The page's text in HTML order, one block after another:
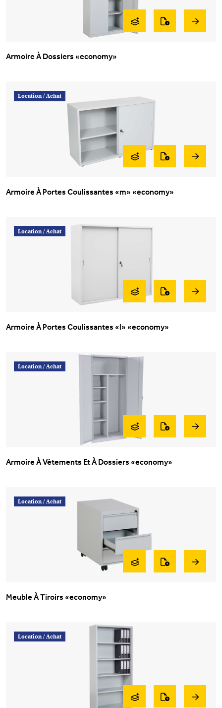
Armoire À Dossiers «economy»
Location /Achat
Armoire À Portes Coulissantes «m» «economy»
Location /Achat
Armoire À Portes Coulissantes «l» «economy»
Location /Achat
Armoire À Vêtements Et À Dossiers «economy»
Location /Achat
Meuble À Tiroirs «economy»
Location /Achat